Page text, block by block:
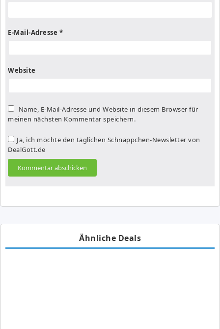
E-Mail-Adresse *
Website
Name, E-Mail-Adresse und Website in diesem Browser für
meinen nächsten Kommentar speichern.
Ja, ich möchte den täglichen Schnäppchen-Newsletter von
DealGott.de
Ähnliche Deals